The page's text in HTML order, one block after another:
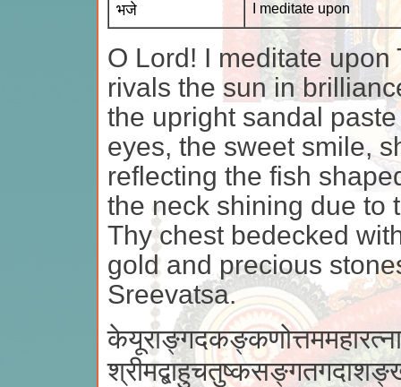
भजे I meditate upon
O Lord! I meditate
rivals the sun in
the upright sandal
eyes, the sweet smile,
reflecting the fish
the neck shining due to
Thy chest bedecked
gold and precious
Sreevatsa.